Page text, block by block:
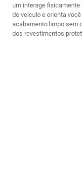
um interage
do veículo e orienta
acabamento limpo sem
dos revestimentos